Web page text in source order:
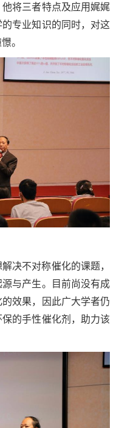
将三者特点及应用娓娓
专业知识的同时，对这
。
决不对称催化的课题，
与产生。目前尚没有成
效果，因此广大学者仍
的手性催化剂，助力该